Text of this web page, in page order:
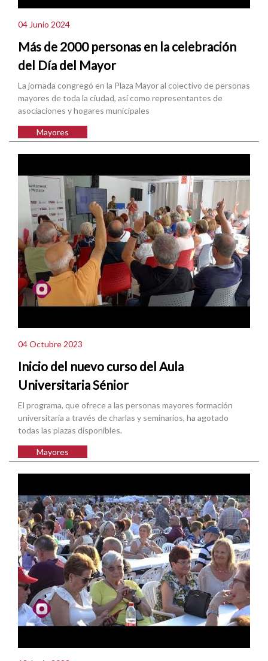
04 Junio 2024
Más de 2000 personas en la celebración
del Día del Mayor
La jornada congregó en la Plaza Mayor al colectivo de personas
mayores de toda la ciudad, así como representantes de
asociaciones y hogares municipales
Mayores
04 Octubre 2023
Inicio del nuevo curso del Aula
Universitaria Sénior
El programa, que ofrece a las personas mayores formación
universitaria a través de charlas y seminarios, ha agotado
todas las plazas disponibles.
Mayores